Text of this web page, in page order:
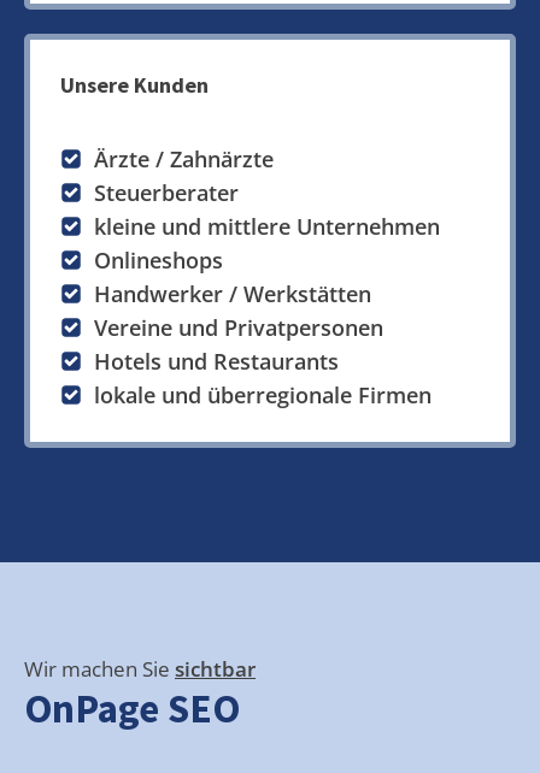
Unsere Kunden
Ärzte / Zahnärzte
Steuerberater
kleine und mittlere Unternehmen
Onlineshops
Handwerker / Werkstätten
Vereine und Privatpersonen
Hotels und Restaurants
lokale und überregionale Firmen
Wir machen Sie sichtbar
OnPage SEO